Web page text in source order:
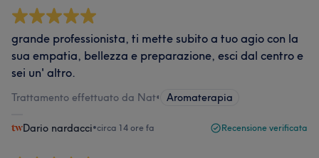
grande professionista, ti mette subito a tuo agio con la
sua empatia, bellezza e preparazione, esci dal centro e
sei un' altro.
Trattamento effettuato da Nat• Aromaterapia
Dario nardacci•circa 14 ore fa Recensione verificata